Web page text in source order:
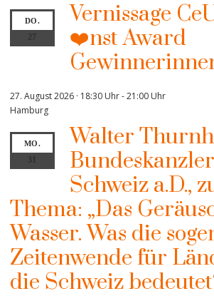
DO.
27
Vernissage
❤️nst Award
27. August 2026 · 18:30 Uhr-21:00 Uhr
Hamburg
MO.
Walter
Schweiz a.D.,
Thema: „Das
Wasser. Was die
Zeitenwende für
die Schweiz